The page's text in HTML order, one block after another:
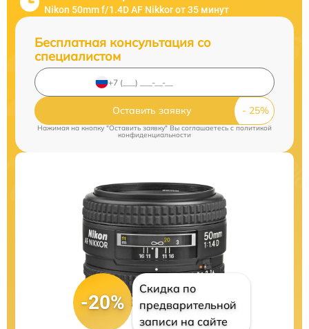
Nikon 50mm f/1.4D AF Nikkor от 35 минут
Бесплатная консультация со
специалистом
Оставить заявку
Нажимая на кнопку "Оставить заявку" Вы соглашаетесь cполитикой
конфиденциальности
-20%
Скидка по
предварительной
записи на сайте